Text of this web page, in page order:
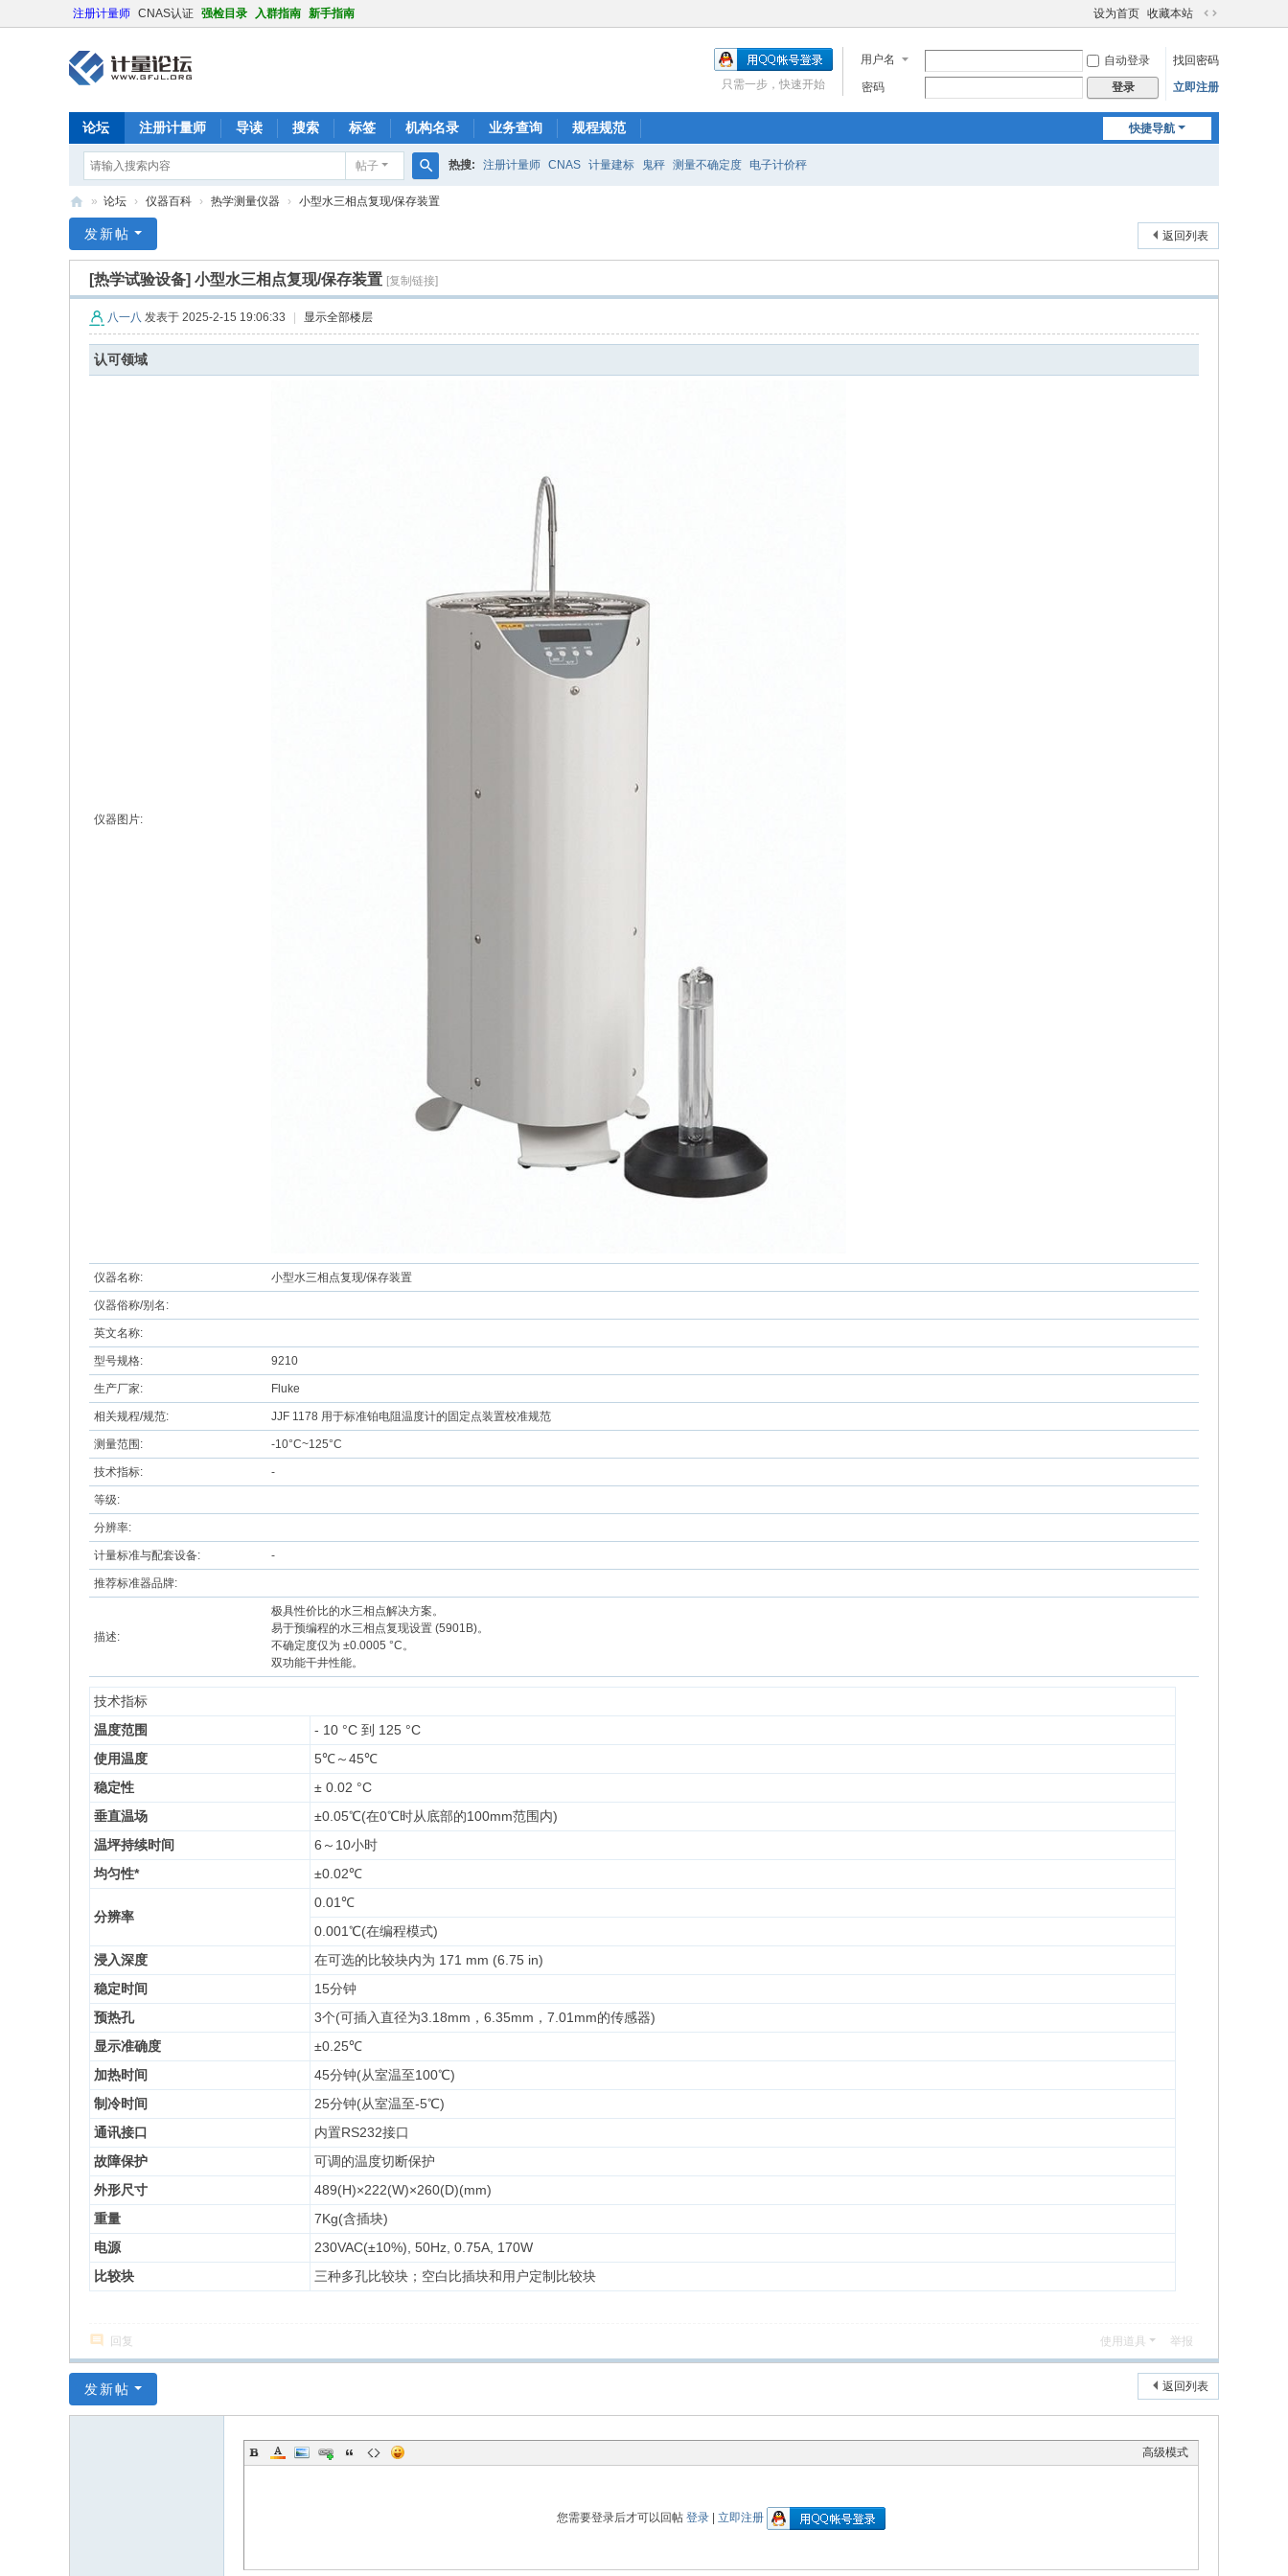
注册计量师 CNAS认证 强检目录 入群指南 新手指南 设为首页 收藏本站
切
到
宽
用户名 自动登录
找回密码
密码
登录 立即注册
只需一步，快速开始
快捷导航
论坛 注册计量师 导读 搜索 标签 机构名录 业务查询 规程规范
帖子
搜
热搜: 注册计量师 CNAS 计量建标 鬼秤 测量不确定度 电子计价秤
量
» 论坛 › 仪器百科 › 热学测量仪器 › 小型水三相点复现/保存装置
返回列表
发新帖
[热学试验设备] 小型水三相点复现/保存装置 [复制链接]
八一八 发表于 2025-2-15 19:06:33 显示全部楼层
认可领域
仪器图片:
仪器名称: 小型水三相点复现/保存装置
仪器俗称/别名:
英文名称:
型号规格: 9210
生产厂家: Fluke
相关规程/规范: JJF 1178 用于标准铂电阻温度计的固定点装置校准规范
测量范围: -10°C~125°C
技术指标: -
等级:
分辨率:
计量标准与配套设备: -
推荐标准器品牌:
描述:
极具性价比的水三相点解决方案。
易于预编程的水三相点复现设置 (5901B)。
不确定度仅为 ±0.0005 °C。
双功能干井性能。
技术指标
温度范围
- 10 °C 到 125 °C
使用温度
5℃～45℃
稳定性
± 0.02 °C
垂直温场
±0.05℃(在0℃时从底部的100mm范围内)
温坪持续时间
6～10小时
均匀性*
±0.02℃
分辨率
0.01℃
0.001℃(在编程模式)
浸入深度
在可选的比较块内为 171 mm (6.75 in)
稳定时间
15分钟
预热孔
3个(可插入直径为3.18mm，6.35mm，7.01mm的传感器)
显示准确度
±0.25℃
加热时间
45分钟(从室温至100℃)
制冷时间
25分钟(从室温至-5℃)
通讯接口
内置RS232接口
故障保护
可调的温度切断保护
外形尺寸
489(H)×222(W)×260(D)(mm)
重量
7Kg(含插块)
电源
230VAC(±10%), 50Hz, 0.75A, 170W
比较块
三种多孔比较块；空白比插块和用户定制比较块
回复 使用道具 举报
返回列表
发新帖
高级模式
您需要登录后才可以回帖 登录 立即注册